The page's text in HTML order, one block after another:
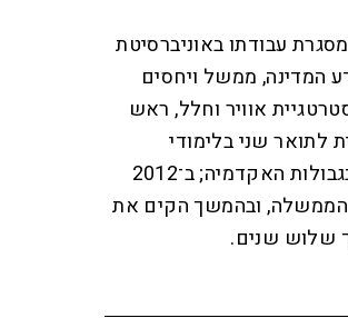
עבודתו באוניברסיטת
המדינה, ממשל ויחסים
אוויר וחלל, ראש
לתואר שני בלימודי
פוליטיקה, סייבר וממשל. פעילותו איננה תחומה בגבולות האקדמיה; ב־2012
ובהמשך הקים את